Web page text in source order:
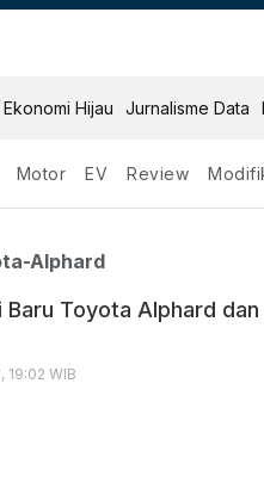
Ekonomi Hijau Jurnalisme Data
Motor EV Review
Alphard
Baru Toyota Alphard
19:02 WIB